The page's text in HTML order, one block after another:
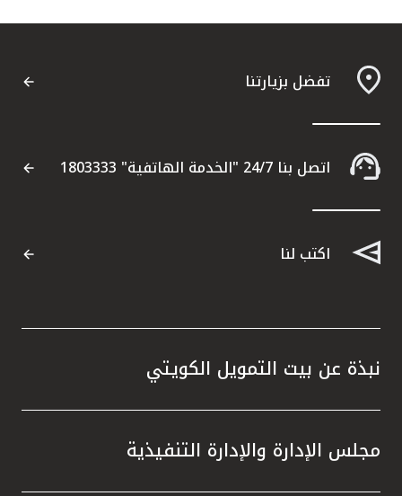
تفضل بزيارتنا
اتصل بنا 24/7 "الخدمة الهاتفية" 1803333
اكتب لنا
نبذة عن بيت التمويل الكويتي
مجلس الإدارة والإدارة التنفيذية